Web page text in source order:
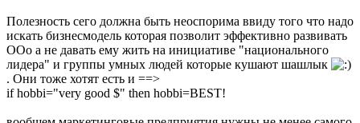
Полезность сего должна быть неоспорима ввиду того что надо
искать бизнесмодель которая позволит эффективно развивать
ООо а не давать ему жить на инициативе "национального
лидера" и группы умных людей которые кушают шашлык
. Они тоже хотят есть и ==>
if hobbi="very good $" then hobbi=BEST!